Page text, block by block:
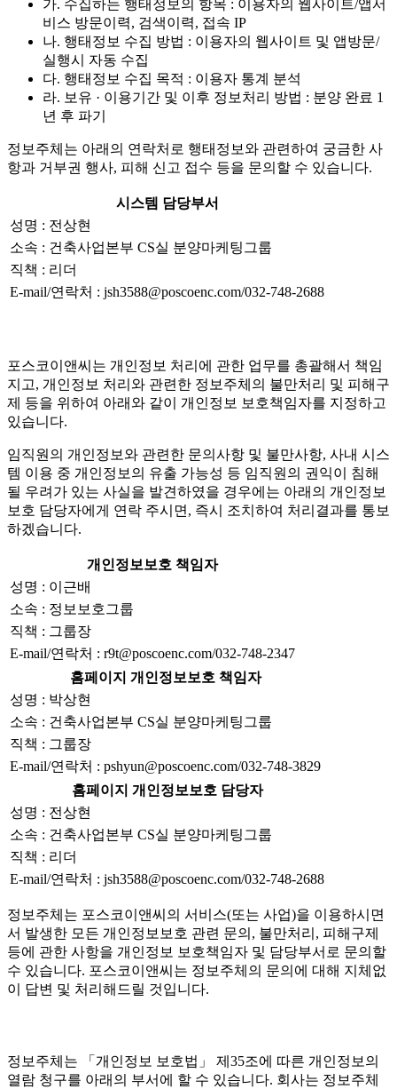
가. 수집하는 행태정보의 항목 : 이용자의 웹사이트/앱서
비스 방문이력, 검색이력, 접속 IP
나. 행태정보 수집 방법 : 이용자의 웹사이트 및 앱방문/
실행시 자동 수집
다. 행태정보 수집 목적 : 이용자 통계 분석
라. 보유 · 이용기간 및 이후 정보처리 방법 : 분양 완료 1
년 후 파기
정보주체는 아래의 연락처로 행태정보와 관련하여 궁금한 사
항과 거부권 행사, 피해 신고 접수 등을 문의할 수 있습니다.
시스템 담당부서
성명 : 전상현
소속 : 건축사업본부 CS실 분양마케팅그룹
직책 : 리더
E-mail/연락처 : jsh3588@poscoenc.com/032-748-2688
포스코이앤씨는 개인정보 처리에 관한 업무를 총괄해서 책임
지고, 개인정보 처리와 관련한 정보주체의 불만처리 및 피해구
제 등을 위하여 아래와 같이 개인정보 보호책임자를 지정하고
있습니다.
임직원의 개인정보와 관련한 문의사항 및 불만사항, 사내 시스
템 이용 중 개인정보의 유출 가능성 등 임직원의 권익이 침해
될 우려가 있는 사실을 발견하였을 경우에는 아래의 개인정보
보호 담당자에게 연락 주시면, 즉시 조치하여 처리결과를 통보
하겠습니다.
개인정보보호 책임자
성명 : 이근배
소속 : 정보보호그룹
직책 : 그룹장
E-mail/연락처 : r9t@poscoenc.com/032-748-2347
홈페이지 개인정보보호 책임자
성명 : 박상현
소속 : 건축사업본부 CS실 분양마케팅그룹
직책 : 그룹장
E-mail/연락처 : pshyun@poscoenc.com/032-748-3829
홈페이지 개인정보보호 담당자
성명 : 전상현
소속 : 건축사업본부 CS실 분양마케팅그룹
직책 : 리더
E-mail/연락처 : jsh3588@poscoenc.com/032-748-2688
정보주체는 포스코이앤씨의 서비스(또는 사업)을 이용하시면
서 발생한 모든 개인정보보호 관련 문의, 불만처리, 피해구제
등에 관한 사항을 개인정보 보호책임자 및 담당부서로 문의할
수 있습니다. 포스코이앤씨는 정보주체의 문의에 대해 지체없
이 답변 및 처리해드릴 것입니다.
정보주체는 「개인정보 보호법」 제35조에 따른 개인정보의
열람 청구를 아래의 부서에 할 수 있습니다. 회사는 정보주체